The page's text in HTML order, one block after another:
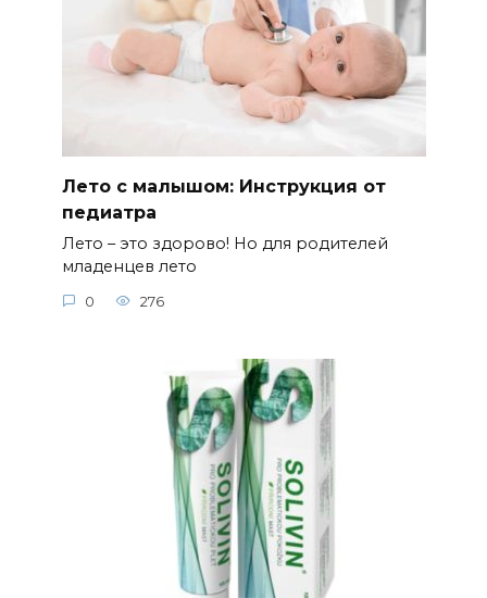
Лето с малышом: Инструкция от
педиатра
Лето – это здорово! Но для родителей
младенцев лето
0 276